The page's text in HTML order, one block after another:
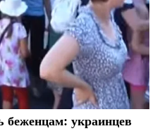
украинцев